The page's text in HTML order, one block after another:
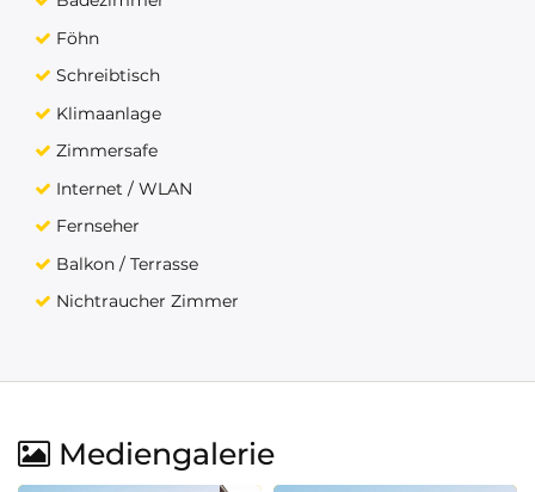
Föhn
Schreibtisch
Klimaanlage
Zimmersafe
Internet / WLAN
Fernseher
Balkon / Terrasse
Nichtraucher Zimmer
Mediengalerie